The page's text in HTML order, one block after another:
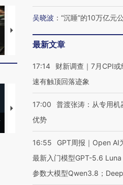
马航飞行员跨国走私7万
粒摇头丸 尿检体内含3种
【推广】走进第四届链博
会，让数智科技“链”接产
吴晓波 ： “沉睡”的10万亿元
最新文章
17:14
财新调查｜7月CPI
速有触顶回落迹象
17:00
普渡张涛：从专用
优势
16:55
GPT周报｜Open AI
最新入门模型GPT-5.6
参数大模型Qwen3.8；